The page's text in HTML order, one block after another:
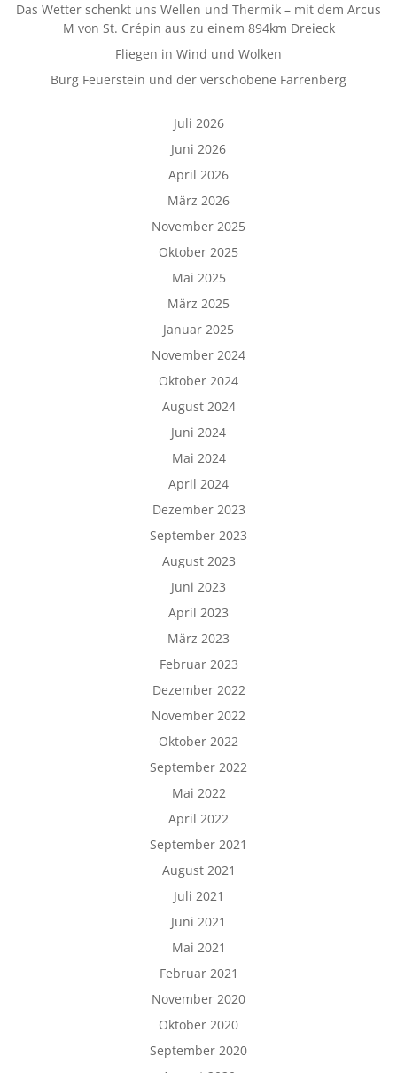
Das Wetter schenkt uns Wellen und Thermik – mit dem Arcus
M von St. Crépin aus zu einem 894km Dreieck
Fliegen in Wind und Wolken
Burg Feuerstein und der verschobene Farrenberg
Juli 2026
Juni 2026
April 2026
März 2026
November 2025
Oktober 2025
Mai 2025
März 2025
Januar 2025
November 2024
Oktober 2024
August 2024
Juni 2024
Mai 2024
April 2024
Dezember 2023
September 2023
August 2023
Juni 2023
April 2023
März 2023
Februar 2023
Dezember 2022
November 2022
Oktober 2022
September 2022
Mai 2022
April 2022
September 2021
August 2021
Juli 2021
Juni 2021
Mai 2021
Februar 2021
November 2020
Oktober 2020
September 2020